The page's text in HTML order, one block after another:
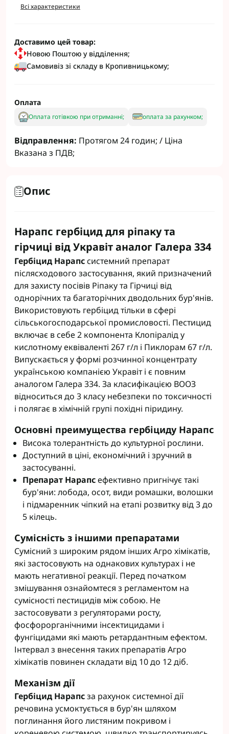
Всі характеристики
Доставимо цей товар:
Новою Поштою у відділення;
Самовивіз зі складу в Кропивницькому;
Оплата
Оплата готівкою при отриманні; оплата за рахунком;
Відправлення: Протягом 24 годин; / Ціна
Вказана з ПДВ;
Опис
Нарапс гербіцид для ріпаку та
гірчиці від Укравіт аналог Галера 334
Гербіцид Нарапссистемний препарат
післясходового застосування, який призначений
для захисту посівів Ріпаку та Гірчиці від
однорічних та багаторічних дводольних бур'янів.
Використовують гербіцид тільки в сфері
сільськогосподарської промисловості. Пестицид
включає в себе 2 компонента Клопіралід у
кислотному еквіваленті 267 г/л і Пиклорам 67 г/л.
Випускається у формі розчинної концентрату
українською компанією Укравіт і є повним
аналогом Галера 334. За класифікацією ВООЗ
відноситься до 3 класу небезпеки по токсичності
і полягає в хімічній групі похідні піридину.
Основні преимущества гербіциду Нарапс
Висока толерантність до культурної рослини.
Доступний в ціні, економічний і зручний в
застосуванні.
Препарат Нарапсефективно пригнічує такі
бур'яни: лобода, осот, види ромашки, волошки
і підмаренник чіпкий на етапі розвитку від 3 до
5 кілець.
Сумісність з іншими препаратами
Сумісний з широким рядом інших Агро хімікатів,
які застосовують на однакових культурах і не
мають негативної реакції. Перед початком
змішування ознайомтеся з регламентом на
сумісності пестицидів між собою. Не
застосовувати з регуляторами росту,
фосфорорганічними інсектицидами і
фунгіцидами які мають ретардантным ефектом.
Інтервал з внесення таких препаратів Агро
хімікатів повинен складати від 10 до 12 діб.
Механізм дії
Гербіцид Нарапсза рахунок системної дії
речовина усмоктується в бур'ян шляхом
поглинання його листяним покривом і